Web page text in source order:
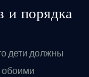
и порядка
дети должны
обоими